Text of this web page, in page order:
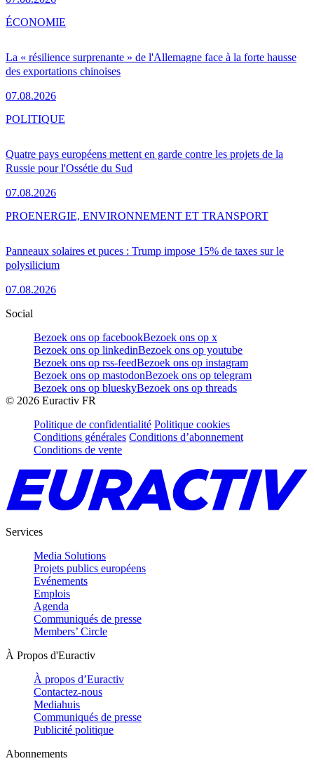
La « résilience surprenante » de l'Allemagne face à la forte hausse
des exportations chinoises
07.08.2026
ÉCONOMIE
Quatre pays européens mettent en garde contre les projets de la
Russie pour l'Ossétie du Sud
07.08.2026
POLITIQUE
Panneaux solaires et puces : Trump impose 15% de taxes sur le
polysilicium
07.08.2026
PROENERGIE, ENVIRONNEMENT ET TRANSPORT
Social
Bezoek ons op facebookBezoek ons op x
Bezoek ons op linkedinBezoek ons op youtube
Bezoek ons op rss-feedBezoek ons op instagram
Bezoek ons op mastodonBezoek ons op telegram
Bezoek ons op blueskyBezoek ons op threads
© 2026 Euractiv FR
Politique de confidentialité Politique cookies
Conditions générales Conditions d’abonnement
Conditions de vente
Services
Media Solutions
Projets publics européens
Evénements
Emplois
Agenda
Communiqués de presse
Members’ Circle
À Propos d'Euractiv
À propos d’Euractiv
Contactez-nous
Mediahuis
Communiqués de presse
Publicité politique
Abonnements